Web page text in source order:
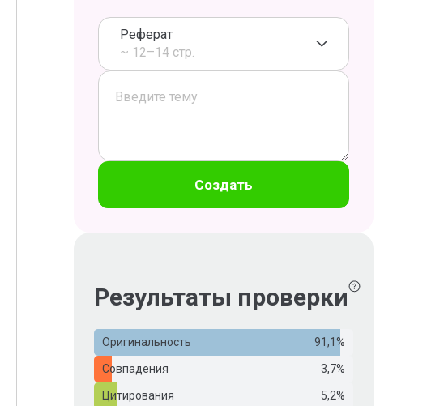
Реферат
~ 12–14 стр.
Создать
Результаты проверки
Оригинальность 91,1%
Совпадения 3,7%
Цитирования 5,2%